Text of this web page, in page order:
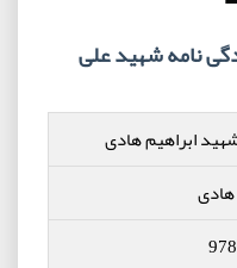
نامه شهید علی
ابراهیم هادی